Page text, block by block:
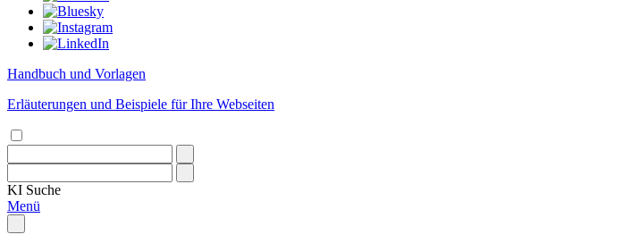
Handbuch und Vorlagen
Erläuterungen und Beispiele für Ihre Webseiten
KI Suche
Menü